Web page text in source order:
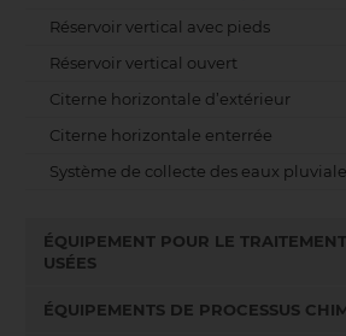
Réservoir vertical avec pieds
Réservoir vertical ouvert
Citerne horizontale d’extérieur
Citerne horizontale enterrée
Système de collecte des eaux
ÉQUIPEMENT POUR LE
USÉES
ÉQUIPEMENTS DE PROCESSUS